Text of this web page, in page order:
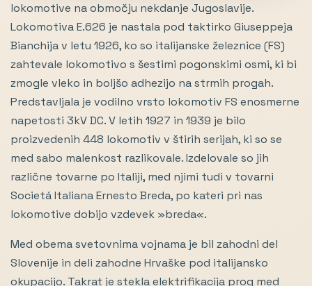
lokomotive na območju nekdanje Jugoslavije.
Lokomotiva E.626 je nastala pod taktirko Giuseppeja
Bianchija v letu 1926, ko so italijanske železnice (FS)
zahtevale lokomotivo s šestimi pogonskimi osmi, ki bi
zmogle vleko in boljšo adhezijo na strmih progah.
Predstavljala je vodilno vrsto lokomotiv FS enosmerne
napetosti 3kV DC. V letih 1927 in 1939 je bilo
proizvedenih 448 lokomotiv v štirih serijah, ki so se
med sabo malenkost razlikovale. Izdelovale so jih
različne tovarne po Italiji, med njimi tudi v tovarni
Societá Italiana Ernesto Breda, po kateri pri nas
lokomotive dobijo vzdevek »breda«.
Med obema svetovnima vojnama je bil zahodni del
Slovenije in deli zahodne Hrvaške pod italijansko
okupacijo. Takrat je stekla elektrifikacija prog med